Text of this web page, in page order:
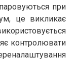
при
це викликає
контролювати